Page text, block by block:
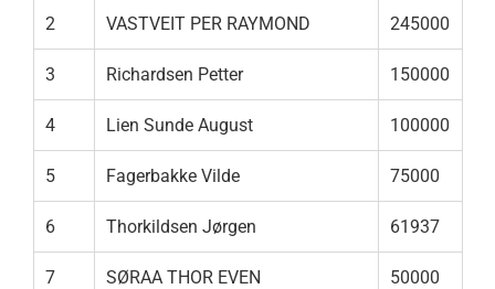
2 VASTVEIT PER RAYMOND 245000
3 Richardsen Petter 150000
4 Lien Sunde August 100000
5 Fagerbakke Vilde 75000
6 Thorkildsen Jørgen 61937
7 SØRAA THOR EVEN 50000